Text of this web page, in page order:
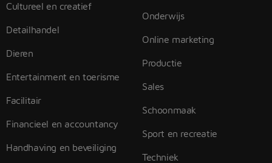
Cultureel en creatief
Detailhandel
Dieren
Entertainment en toerisme
Facilitair
Financieel en accountancy
Handhaving en beveiliging
Onderwijs
Online marketing
Productie
Sales
Schoonmaak
Sport en recreatie
Techniek